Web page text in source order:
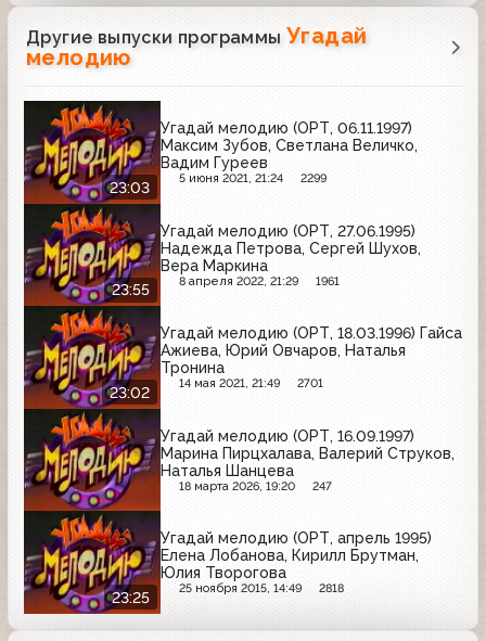
Другие выпуски программы Угадай
мелодию
23:03
Угадай мелодию (ОРТ, 06.11.1997)
Максим Зубов, Светлана Величко,
Вадим Гуреев
5 июня 2021, 21:24 2299
23:55
Угадай мелодию (ОРТ, 27.06.1995)
Надежда Петрова, Сергей Шухов,
Вера Маркина
8 апреля 2022, 21:29 1961
23:02
Угадай мелодию (ОРТ, 18.03.1996) Гайса
Ажиева, Юрий Овчаров, Наталья
Тронина
14 мая 2021, 21:49 2701
Угадай мелодию (ОРТ, 16.09.1997)
Марина Пирцхалава, Валерий Струков,
Наталья Шанцева
18 марта 2026, 19:20 247
23:25
Угадай мелодию (ОРТ, апрель 1995)
Елена Лобанова, Кирилл Брутман,
Юлия Творогова
25 ноября 2015, 14:49 2818